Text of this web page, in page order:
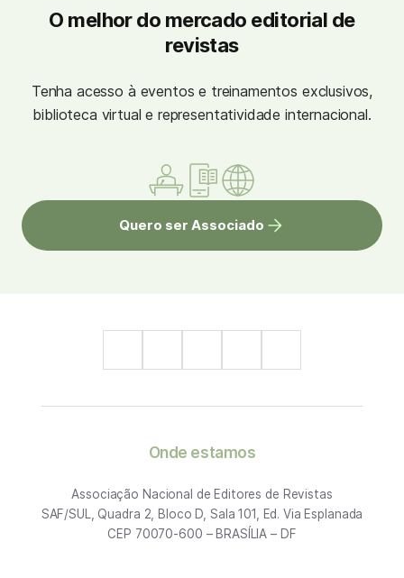
O melhor do mercado editorial de
revistas
Tenha acesso à eventos e treinamentos exclusivos,
biblioteca virtual e representatividade internacional.
Quero ser Associado
Onde estamos
Associação Nacional de Editores de Revistas
SAF/SUL, Quadra 2, Bloco D, Sala 101, Ed. Via Esplanada
CEP 70070-600 – BRASÍLIA – DF